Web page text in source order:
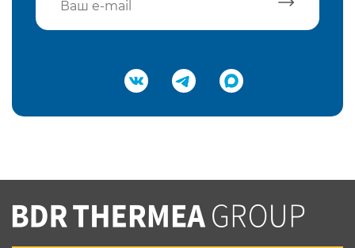
Подтвердить e-mail
Вы соглашаетесь с нашей политикой
конфеденциальности